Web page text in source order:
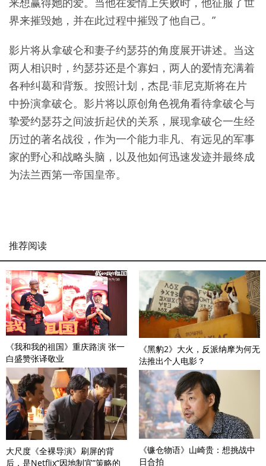
界来摧毁她，并在此过程中摧毁了他自己。”
影片将从拿破仑和妻子约瑟芬的角度展开讲述。当这
两人相识时，约瑟芬还是个寡妇，两人的爱情充满着
各种纠葛和背叛。按照计划，杰昆·菲尼克斯将在片
中扮演拿破仑。影片将以原创角色视角看待拿破仑与
挚爱约瑟芬之间波折起伏的关系，展现拿破仑一生经
历过的著名战役，作为一个能力非凡、有远见的军事
家的野心和战略头脑，以及他如何迅速发迹并最终成
为法兰西第一帝国皇帝。
推荐阅读
《我和我的祖国》重庆路演 张一
白盛赞张译敬业
大尺度《全裸导演》刷屏的背
后，是Netflix“因地制宜”策略的
《黑豹2》大火，反派纳摩为何无
法推出个人电影？
《镰仓物语》山崎贵：想挑战中
日合拍